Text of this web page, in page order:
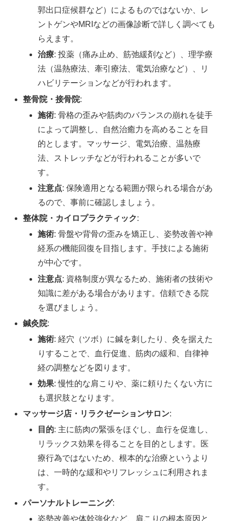
郭出口症候群など）によるものではないか、レ
ントゲンやMRIなどの画像診断で詳しく調べても
らえます。
治療: 投薬（痛み止め、筋弛緩剤など）、理学療
法（温熱療法、牽引療法、電気治療など）、リ
ハビリテーションなどが行われます。
整骨院・接骨院:
施術: 骨格の歪みや筋肉のバランスの崩れを徒手
によって調整し、自然治癒力を高めることを目
的とします。マッサージ、電気治療、温熱療
法、ストレッチなどが行われることが多いで
す。
注意点: 保険適用となる範囲が限られる場合があ
るので、事前に確認しましょう。
整体院・カイロプラクティック:
施術: 骨盤や背骨の歪みを矯正し、姿勢改善や神
経系の機能回復を目指します。手技による施術
が中心です。
注意点: 資格制度が異なるため、施術者の技術や
知識に差がある場合があります。信頼できる院
を選びましょう。
鍼灸院:
施術: 経穴（ツボ）に鍼を刺したり、灸を据えた
りすることで、血行促進、筋肉の緩和、自律神
経の調整などを図ります。
効果: 慢性的な肩こりや、薬に頼りたくない方に
も選択肢となります。
マッサージ店・リラクゼーションサロン:
目的: 主に筋肉の緊張をほぐし、血行を促進し、
リラックス効果を得ることを目的とします。医
療行為ではないため、根本的な治療というより
は、一時的な緩和やリフレッシュに利用されま
す。
パーソナルトレーニング:
姿勢改善や体幹強化など、肩こりの根本原因と